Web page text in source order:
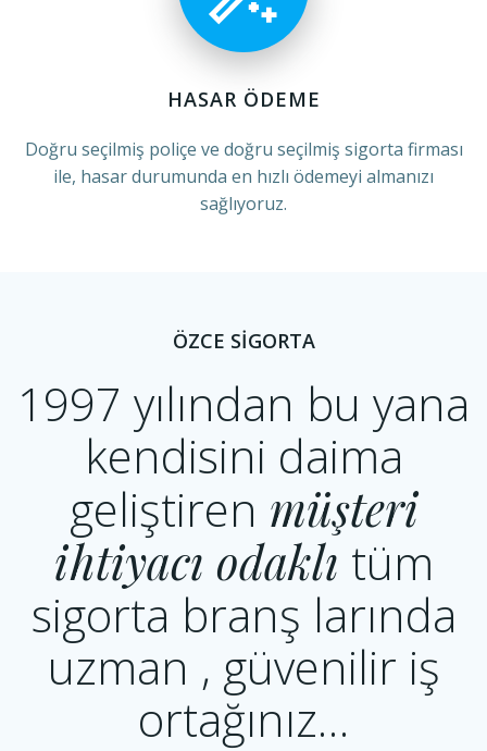
HASAR ÖDEME
Doğru seçilmiş poliçe ve doğru seçilmiş sigorta firması
ile, hasar durumunda en hızlı ödemeyi almanızı
sağlıyoruz.
ÖZCE SİGORTA
1997 yılından bu yana
kendisini daima
geliştiren müşteri
ihtiyacı odaklı tüm
sigorta branş larında
uzman , güvenilir iş
ortağınız…